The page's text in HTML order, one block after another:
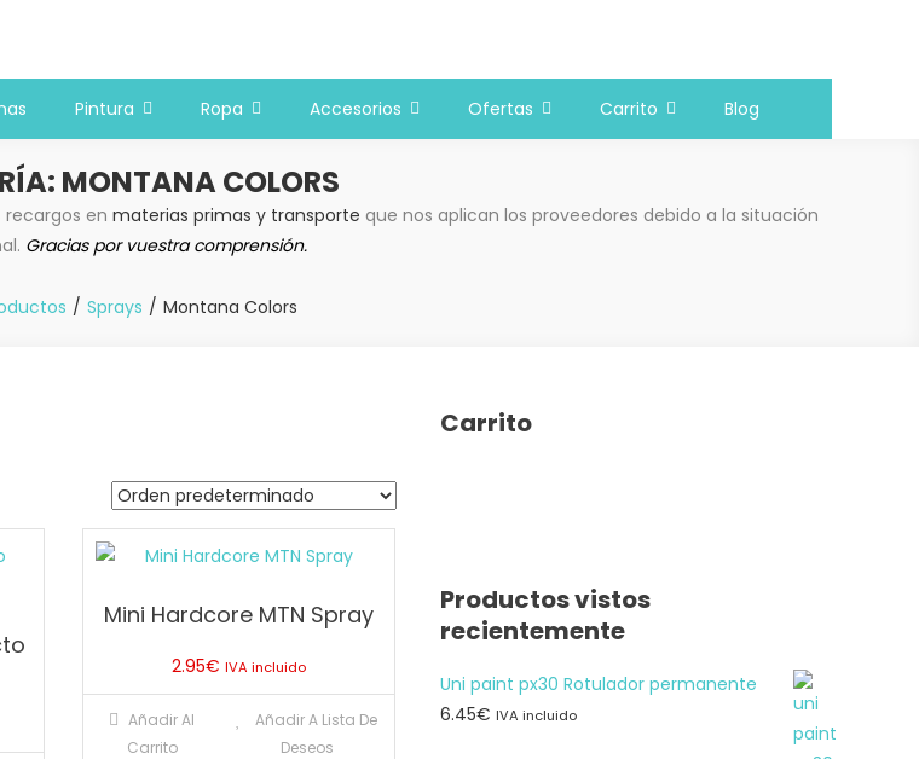
Pintura Ropa Accesorios Ofertas Carrito Blog
MONTANA COLORS
recargos en materias primas y transporte que nos aplican los proveedores debido a la situación
Gracias por vuestra comprensión.
Sprays Montana Colors
Mini Hardcore MTN Spray
2.95€ IVA incluido
Añadir Al
Carrito
Añadir A Lista De
Deseos
Carrito
Productos vistos
recientemente
Uni paint px30 Rotulador permanente
6.45€ IVA incluido